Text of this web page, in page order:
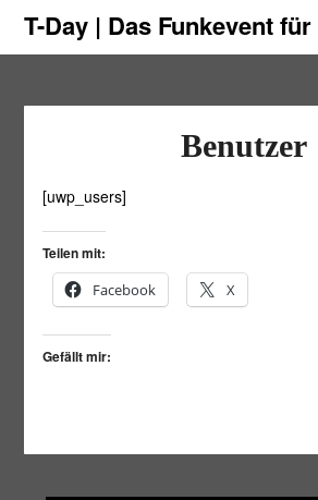
Skip
SkipT-Day | Das Funkevent
Benutzer
[uwp_users]
Teilen mit:
Facebook
X
Gefällt mir: